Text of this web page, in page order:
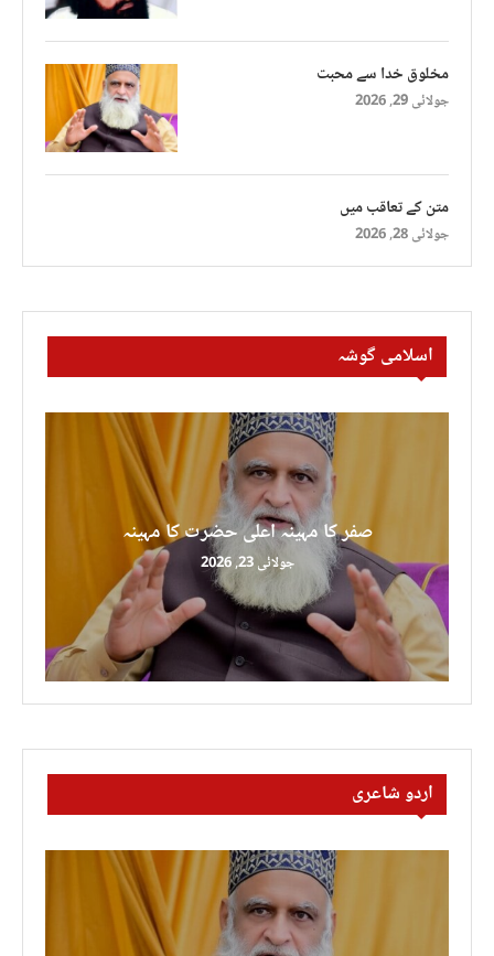
مخلوق خدا سے محبت
جولائی 29, 2026
متن کے تعاقب میں
جولائی 28, 2026
اسلامی گوشہ
صفر کا مہینہ اعلی حضرت کا مہینہ
جولائی 23, 2026
اردو شاعری